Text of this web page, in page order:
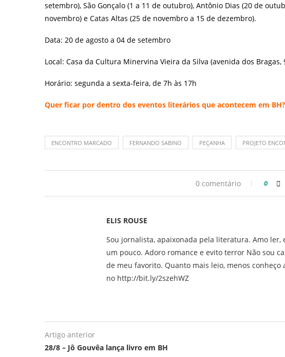
setembro), São Gonçalo (1 a 11 de outubro), Antônio Dias (20 de
novembro) e Catas Altas (25 de novembro a 15 de dezembro).
Data: 20 de agosto a 04 de setembro
Local: Casa da Cultura Minervina Vieira da Silva (avenida dos Bragas,
Horário: segunda a sexta-feira, de 7h às 17h
Quer ficar por dentro dos eventos literários que acontecem em
ENCONTRO MARCADO FERNANDO SABINO PEÇANHA PROJETO
0 comentário 0
ELIS ROUSE
Sou jornalista, apaixonada pela literatura. Amo
um pouco. Adoro romance e evito terror Não sou
de meu favorito. Quanto mais leio, menos
no http://bit.ly/2szehWZ
Artigo anterior
28/8 – Jô Gouvêa lança livro em BH